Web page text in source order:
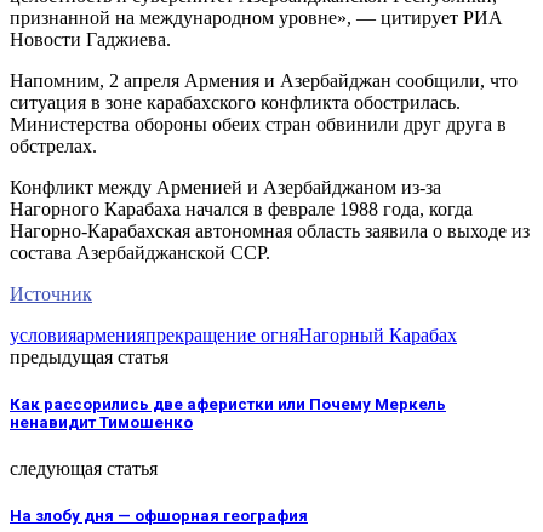
признанной на международном уровне», — цитирует РИА
Новости Гаджиева.
Напомним, 2 апреля Армения и Азербайджан сообщили, что
ситуация в зоне карабахского конфликта обострилась.
Министерства обороны обеих стран обвинили друг друга в
обстрелах.
Конфликт между Арменией и Азербайджаном из-за
Нагорного Карабаха начался в феврале 1988 года, когда
Нагорно-Карабахская автономная область заявила о выходе из
состава Азербайджанской ССР.
Источник
условияарменияпрекращение огняНагорный Карабах
предыдущая статья
Как рассорились две аферистки или Почему Меркель
ненавидит Тимошенко
следующая статья
На злобу дня — офшорная география